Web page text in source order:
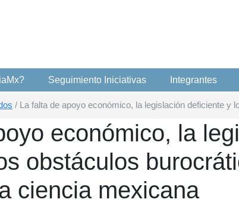
Seguimiento Iniciativas Integrantes
/ La falta de apoyo económico, la legislación deficiente
económico, la
obstáculos
ciencia mexicana